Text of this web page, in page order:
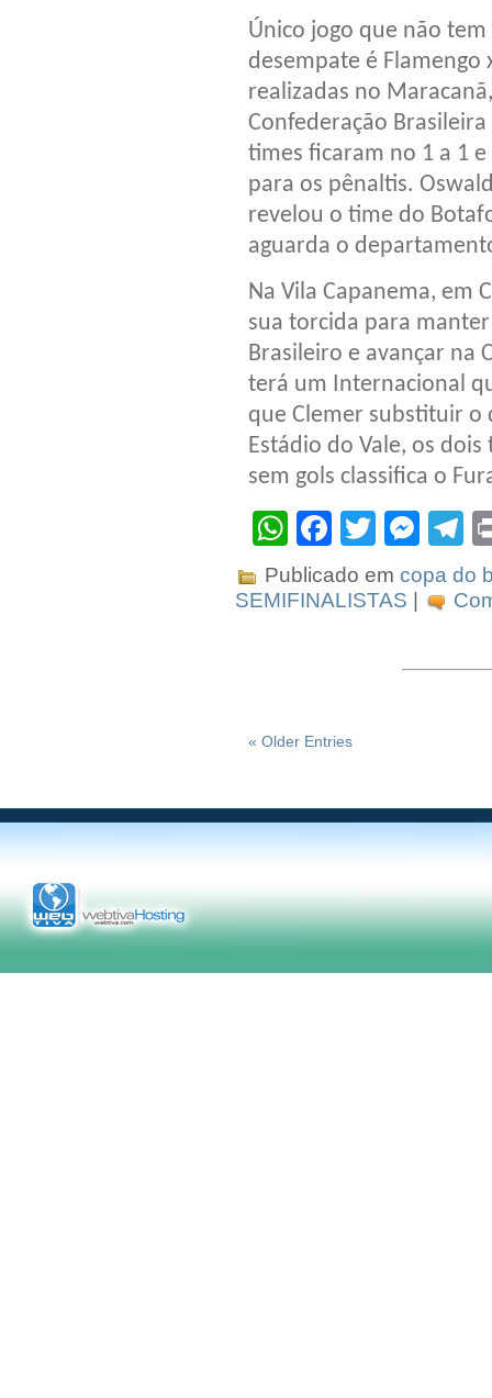
Único jogo que não
desempate é
realizadas no
Confederação
times ficaram no 1 a 1
para os pênaltis.
revelou o time do
aguarda o
Na Vila Capanema, em
sua torcida para
Brasileiro e avançar na
terá um Internacional
que Clemer substituir o
Estádio do Vale, os
sem gols classifica o
WhatsApp
Facebook
Twitter
Publicado em copa do
SEMIFINALISTAS
« Older Entries